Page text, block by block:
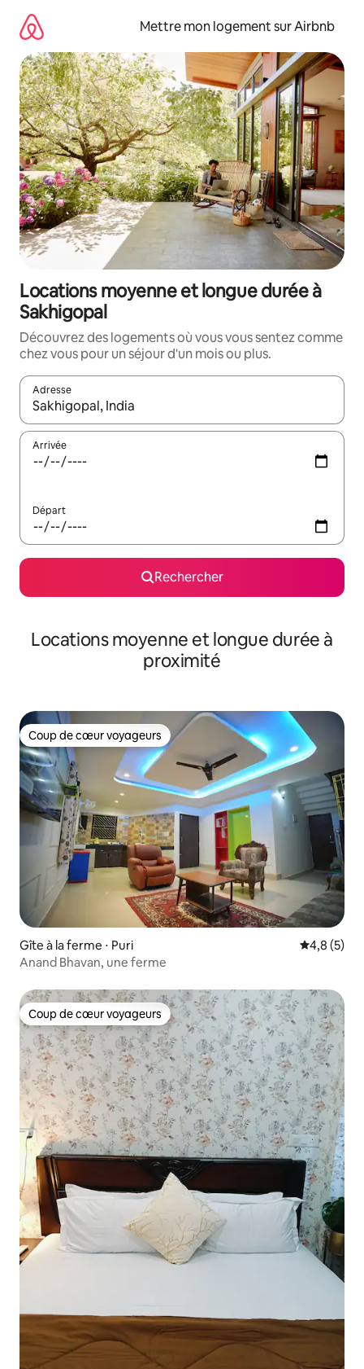
directement
contenu
Mettre mon logement sur Airbnb
Locations moyenne et longue durée à
Sakhigopal
Découvrez des logements où vous vous sentez comme
chez vous pour un séjour d'un mois ou plus.
Adresse
Lorsque les résultats s'affichent, utilisez les flèches vers le
Arrivée
Départ
Rechercher
Locations moyenne et longue durée à
proximité
Coup de cœur voyageurs
Coup de cœur voyageurs
Gîte à la ferme ⋅ Puri Évaluation
4,8 (5)
Anand Bhavan, une ferme
Coup de cœur voyageurs
Coup de cœur voyageurs